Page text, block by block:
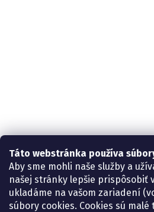
Táto webstránka používa
Aby sme mohli naše služby a
našej stránky lepšie prispôsobiť
ukladáme na vašom zariadení
súbory cookies. Cookies sú